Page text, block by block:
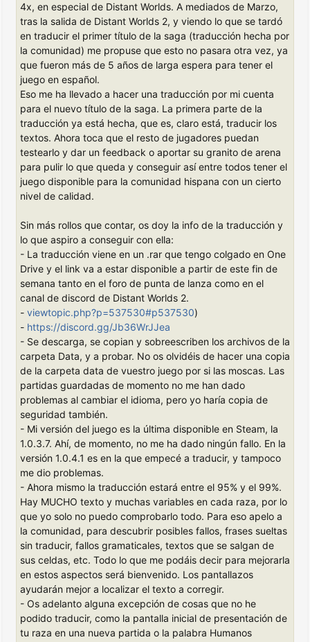
4x, en especial de Distant Worlds. A mediados de Marzo,
tras la salida de Distant Worlds 2, y viendo lo que se tardó
en traducir el primer título de la saga (traducción hecha por
la comunidad) me propuse que esto no pasara otra vez, ya
que fueron más de 5 años de larga espera para tener el
juego en español.
Eso me ha llevado a hacer una traducción por mi cuenta
para el nuevo título de la saga. La primera parte de la
traducción ya está hecha, que es, claro está, traducir los
textos. Ahora toca que el resto de jugadores puedan
testearlo y dar un feedback o aportar su granito de arena
para pulir lo que queda y conseguir así entre todos tener el
juego disponible para la comunidad hispana con un cierto
nivel de calidad.
Sin más rollos que contar, os doy la info de la traducción y
lo que aspiro a conseguir con ella:
- La traducción viene en un .rar que tengo colgado en One
Drive y el link va a estar disponible a partir de este fin de
semana tanto en el foro de punta de lanza como en el
canal de discord de Distant Worlds 2.
- viewtopic.php?p=537530#p537530)
- https://discord.gg/Jb36WrJJea
- Se descarga, se copian y sobreescriben los archivos de la
carpeta Data, y a probar. No os olvidéis de hacer una copia
de la carpeta data de vuestro juego por si las moscas. Las
partidas guardadas de momento no me han dado
problemas al cambiar el idioma, pero yo haría copia de
seguridad también.
- Mi versión del juego es la última disponible en Steam, la
1.0.3.7. Ahí, de momento, no me ha dado ningún fallo. En la
versión 1.0.4.1 es en la que empecé a traducir, y tampoco
me dio problemas.
- Ahora mismo la traducción estará entre el 95% y el 99%.
Hay MUCHO texto y muchas variables en cada raza, por lo
que yo solo no puedo comprobarlo todo. Para eso apelo a
la comunidad, para descubrir posibles fallos, frases sueltas
sin traducir, fallos gramaticales, textos que se salgan de
sus celdas, etc. Todo lo que me podáis decir para mejorarla
en estos aspectos será bienvenido. Los pantallazos
ayudarán mejor a localizar el texto a corregir.
- Os adelanto alguna excepción de cosas que no he
podido traducir, como la pantalla inicial de presentación de
tu raza en una nueva partida o la palabra Humanos